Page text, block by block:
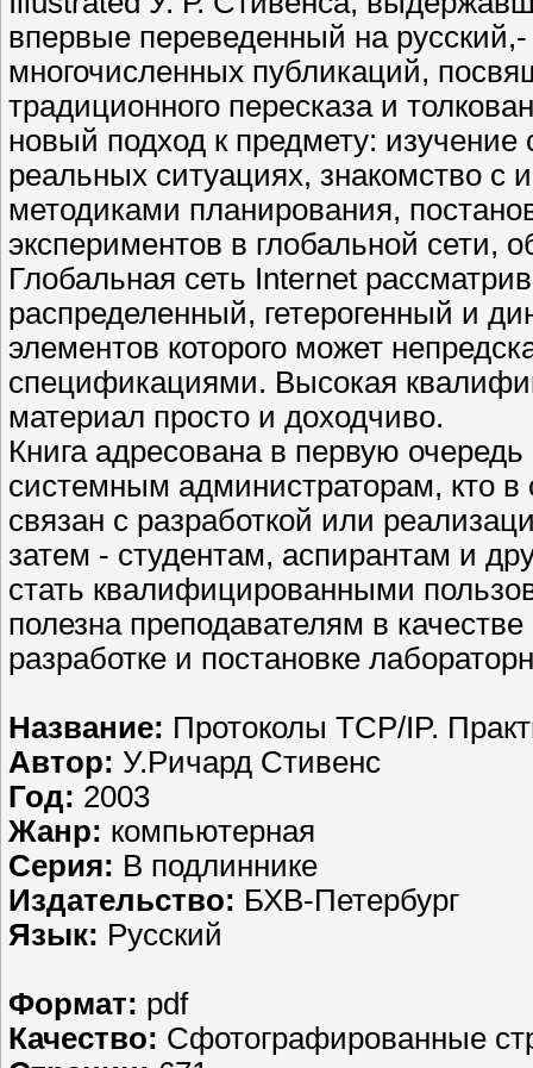
впервые переведенный на
многочисленных публикаций,
традиционного пересказа и
новый подход к предмету: изучение
реальных ситуациях, знакомство
методиками планирования,
экспериментов в глобальной сети,
Глобальная сеть Internet
распределенный, гетерогенный и
элементов которого может
спецификациями. Высокая
материал просто и доходчиво.
Книга адресована в первую
системным администраторам, кто
связан с разработкой или
затем - студентам, аспирантам и
стать квалифицированными
полезна преподавателям в
разработке и постановке
Название: Протоколы TCP/IP.
Автор: У.Ричард Стивенс
Год: 2003
Жанр: компьютерная
Серия: В подлиннике
Издательство: БХВ-Петербург
Язык: Русский
Формат: pdf
Качество: Сфотографированные